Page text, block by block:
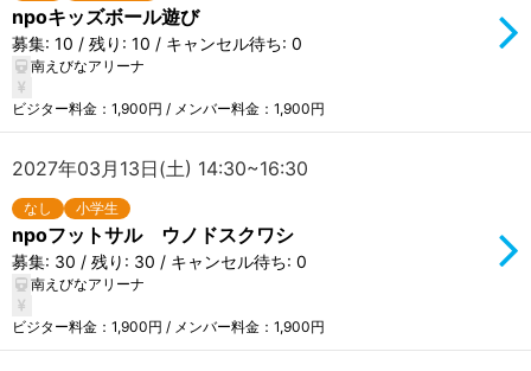
npoキッズボール遊び
募集: 10 / 残り: 10 / キャンセル待ち: 0
南えびなアリーナ
ビジター料金：1,900円 / メンバー料金：1,900円
2027年03月13日(土) 14:30~16:30
なし 小学生
npoフットサル ウノドスクワシ
募集: 30 / 残り: 30 / キャンセル待ち: 0
南えびなアリーナ
ビジター料金：1,900円 / メンバー料金：1,900円